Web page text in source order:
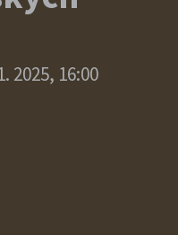
2025, 16:00